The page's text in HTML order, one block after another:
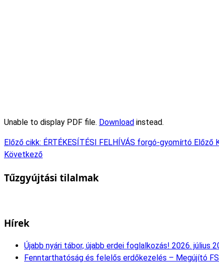
Unable to display PDF file. Download instead.
Előző cikk: ÉRTÉKESÍTÉSI FELHÍVÁS forgó-gyomírtó Előző
Következő
Tűzgyújtási tilalmak
Hírek
Újabb nyári tábor, újabb erdei foglalkozás! 2026. július
Fenntarthatóság és felelős erdőkezelés – Megújító